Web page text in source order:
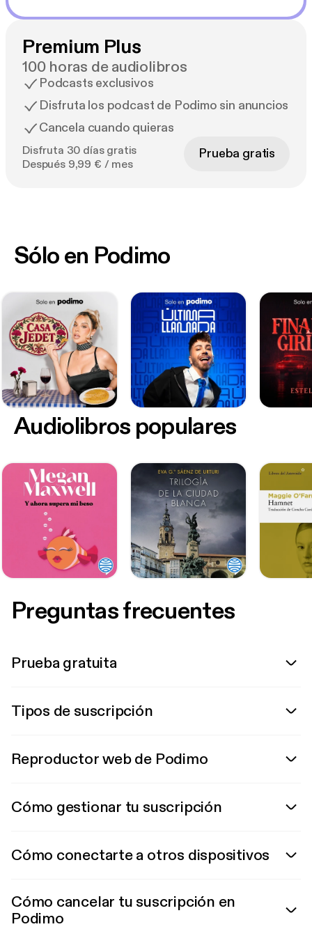
Premium Plus
100 horas de audiolibros
Podcasts exclusivos
Disfruta los podcast de Podimo sin anuncios
Cancela cuando quieras
Disfruta 30 días gratis
Después 9,99 € / mes
Prueba gratis
Sólo en Podimo
Audiolibros populares
Preguntas frecuentes
Prueba gratuita
Tipos de suscripción
Reproductor web de Podimo
Cómo gestionar tu suscripción
Cómo conectarte a otros dispositivos
Cómo cancelar tu suscripción en
Podimo